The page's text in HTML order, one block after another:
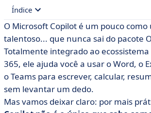
Índice
• O que é o Microsoft Copilot?
• Tabela comparativa das 9 melhores
Copilot
• Nossa seleção de alternativas para o
Copilot
• Tabela de resumo: foco nos recursos
O Microsoft Copilot é um pouco como
talentoso... que nunca sai do pacote
Totalmente integrado ao
365, ele ajuda você a usar o Word, o
o Teams para escrever, calcular,
sem levantar um dedo.
Mas vamos deixar claro: por mais